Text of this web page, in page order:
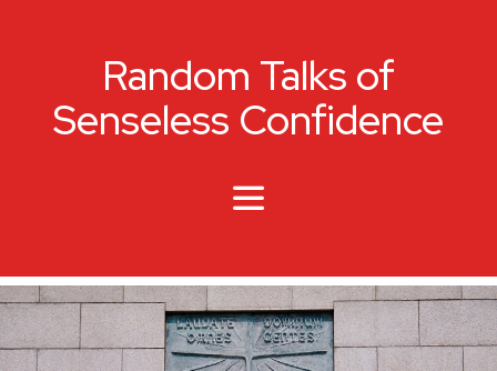
Random Talks of
Senseless Confidence